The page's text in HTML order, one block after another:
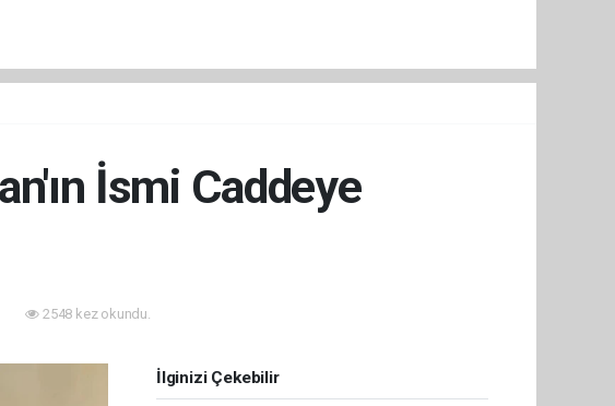
İsmi Caddeye
2548 kez okundu.
İlginizi Çekebilir